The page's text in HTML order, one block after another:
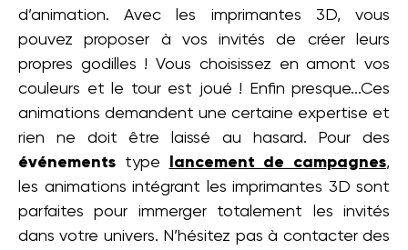
d’animation. Avec les imprimantes 3D, vous
pouvez proposer à vos invités de créer leurs
propres godilles ! Vous choisissez en amont vos
couleurs et le tour est joué ! Enfin presque...Ces
animations demandent une certaine expertise et
rien ne doit être laissé au hasard. Pour des
événements type lancement de campagnes,
les animations intégrant les imprimantes 3D sont
parfaites pour immerger totalement les invités
dans votre univers. N’hésitez pas à contacter des